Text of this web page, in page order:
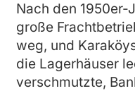
Nach den
große
weg, und
die Lagerhäuser
verschmutzte,